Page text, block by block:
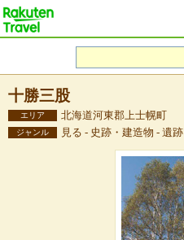
十勝三股
エリア 北海道河東郡上士幌町
ジャンル 見る - 史跡・建造物 - 遺跡